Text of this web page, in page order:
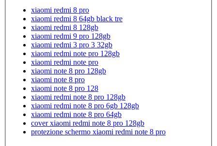
xiaomi redmi 8 pro
xiaomi redmi 8 64gb black tre
xiaomi redmi 8 128gb
xiaomi redmi 9 pro 128gb
xiaomi redmi 3 pro 3 32gb
xiaomi redmi note pro 128gb
xiaomi redmi note pro
xiaomi note 8 pro 128gb
xiaomi note 8 pro
xiaomi note 8 pro 128
xiaomi redmi note 8 pro 128gb
xiaomi redmi note 8 pro 6gb 128gb
xiaomi redmi note 8 pro 64gb
cover xiaomi redmi note 8 pro 128gb
protezione schermo xiaomi redmi note 8 pro